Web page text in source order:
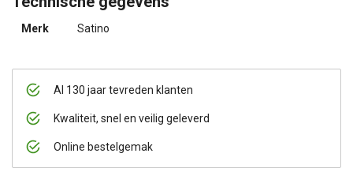
Al 130 jaar tevreden klanten
Kwaliteit, snel en veilig geleverd
Online bestelgemak
Merk Satino